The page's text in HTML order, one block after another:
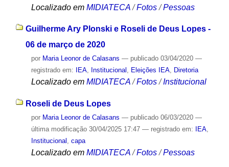
Localizado em MIDIATECA /Fotos /Pessoas
Guilherme Ary Plonski e Roseli de Deus Lopes -
06 de março de 2020
por Maria Leonor de Calasans — publicado03/04/2020 —
registrado em:
IEA, Institucional , Eleições IEA, Diretoria
Localizado em MIDIATECA /Fotos /Institucional
Roseli de Deus Lopes
por Maria Leonor de Calasans — publicado06/03/2020 —
última modificação30/04/2025 17:47 — registrado em: IEA,
Institucional , capa
Localizado em MIDIATECA /Fotos /Pessoas